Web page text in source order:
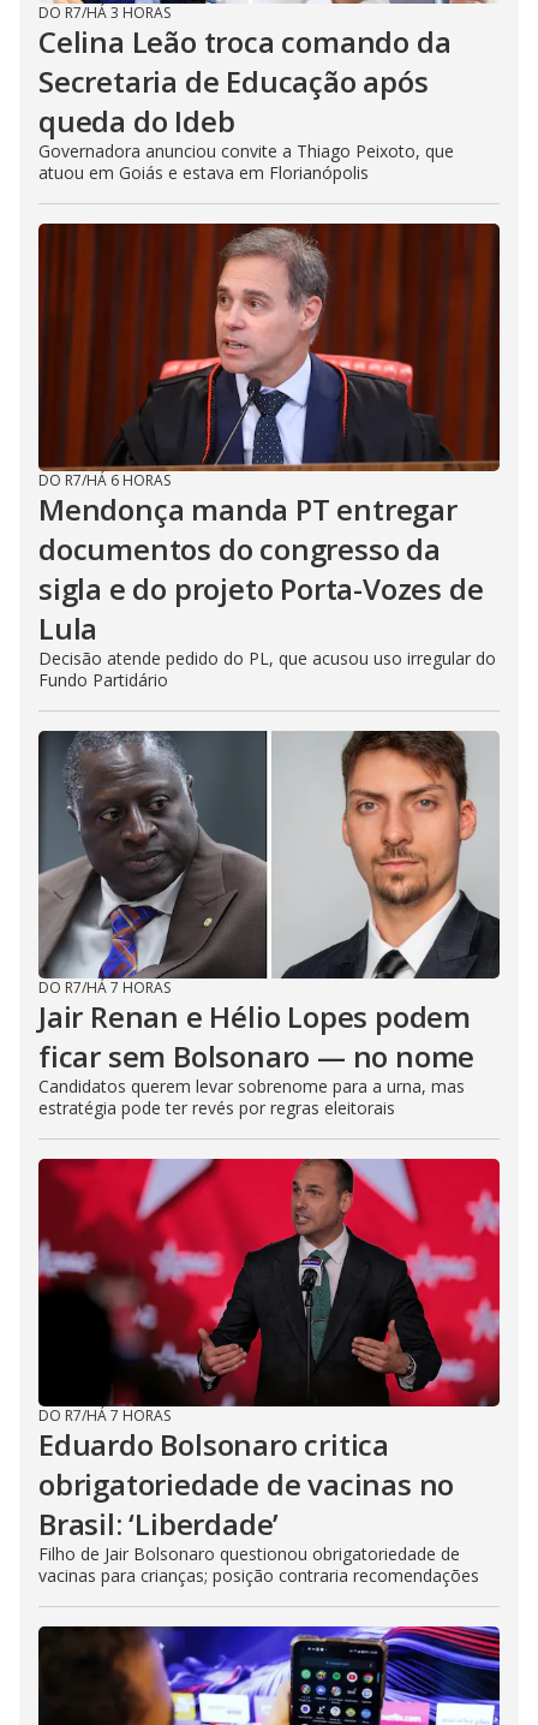
DO R7/HÁ 3 HORAS
Celina Leão troca comando da
Secretaria de Educação após
queda do Ideb
Governadora anunciou convite a Thiago Peixoto, que
atuou em Goiás e estava em Florianópolis
DO R7/HÁ 6 HORAS
Mendonça manda PT entregar
documentos do congresso da
sigla e do projeto Porta-Vozes de
Lula
Decisão atende pedido do PL, que acusou uso irregular do
Fundo Partidário
DO R7/HÁ 7 HORAS
Jair Renan e Hélio Lopes podem
ficar sem Bolsonaro — no nome
Candidatos querem levar sobrenome para a urna, mas
estratégia pode ter revés por regras eleitorais
DO R7/HÁ 7 HORAS
Eduardo Bolsonaro critica
obrigatoriedade de vacinas no
Brasil: ‘Liberdade’
Filho de Jair Bolsonaro questionou obrigatoriedade de
vacinas para crianças; posição contraria recomendações